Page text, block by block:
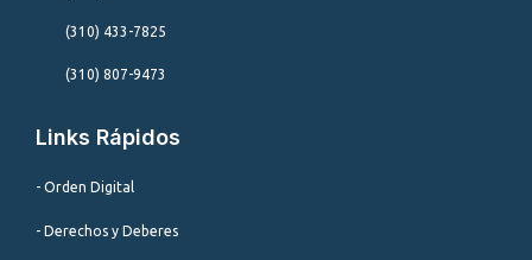
(310) 433-7825
(310) 807-9473
Links Rápidos
- Orden Digital
- Derechos y Deberes